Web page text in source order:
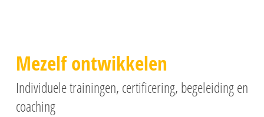
Mezelf ontwikkelen
Individuele trainingen, certificering, begeleiding en
coaching